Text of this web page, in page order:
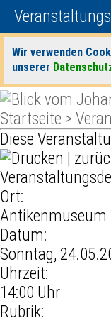
Wir verwenden
unserer
Startseite >
Diese
Ort:
Antikenmuseum
Datum:
Sonntag,
Uhrzeit:
14:00 Uhr
Rubrik: